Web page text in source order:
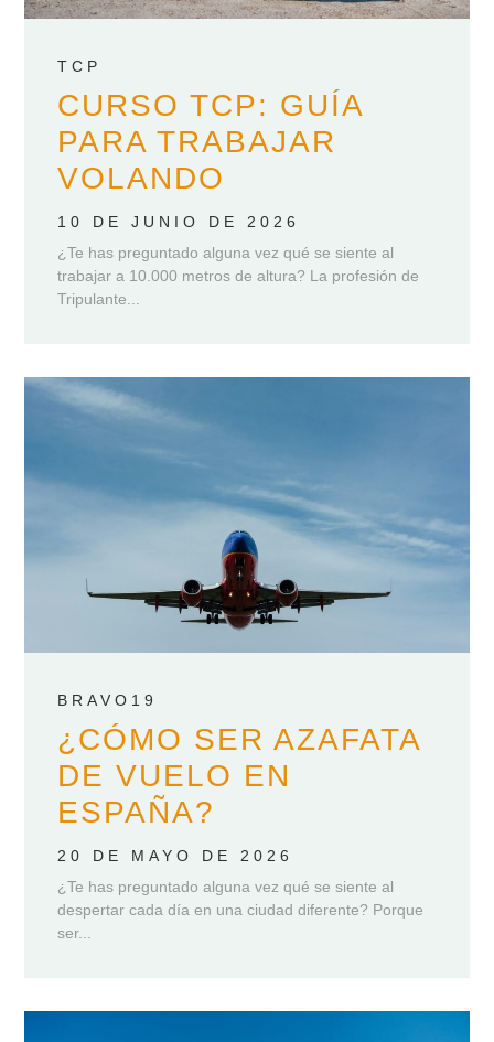
TCP
CURSO TCP: GUÍA
PARA TRABAJAR
VOLANDO
10 DE JUNIO DE 2026
¿Te has preguntado alguna vez qué se siente al
trabajar a 10.000 metros de altura? La profesión de
Tripulante...
BRAVO19
¿CÓMO SER AZAFATA
DE VUELO EN
ESPAÑA?
20 DE MAYO DE 2026
¿Te has preguntado alguna vez qué se siente al
despertar cada día en una ciudad diferente? Porque
ser...